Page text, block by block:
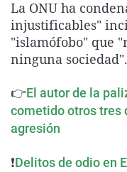
La ONU ha
injustificables"
"islamófobo" que
ninguna sociedad".
👉El autor de la
cometido otros tres
agresión
❗Delitos de odio en